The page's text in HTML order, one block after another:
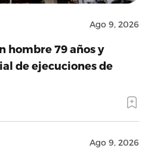
Ago 9, 2026
hombre 79 años y
de ejecuciones de
Ago 9, 2026